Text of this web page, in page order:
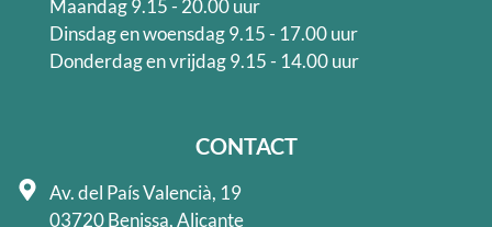
Maandag 9.15 - 20.00 uur
Dinsdag en woensdag 9.15 - 17.00 uur
Donderdag en vrijdag 9.15 - 14.00 uur
CONTACT
Av. del País Valencià, 19
03720 Benissa, Alicante